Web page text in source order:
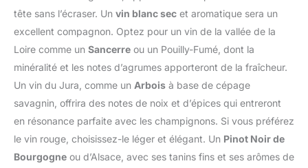
tête sans l’écraser. Un vin blanc sec et aromatique sera un
excellent compagnon. Optez pour un vin de la vallée de la
Loire comme un Sancerre ou un Pouilly-Fumé, dont la
minéralité et les notes d’agrumes apporteront de la fraîcheur.
Un vin du Jura, comme un Arbois à base de cépage
savagnin, offrira des notes de noix et d’épices qui entreront
en résonance parfaite avec les champignons. Si vous préférez
le vin rouge, choisissez-le léger et élégant. Un Pinot Noir de
Bourgogne ou d’Alsace, avec ses tanins fins et ses arômes de